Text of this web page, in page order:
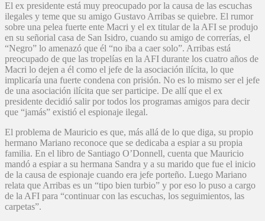
El ex presidente está muy preocupado por la causa de las escuchas
ilegales y teme que su amigo Gustavo Arribas se quiebre. El rumor
sobre una pelea fuerte ente Macri y el ex titular de la AFI se produjo
en su señorial casa de San Isidro, cuando su amigo de correrías, el
“Negro” lo amenazó que él “no iba a caer solo”. Arribas está
preocupado de que las tropelías en la AFI durante los cuatro años de
Macri lo dejen a él como el jefe de la asociación ilícita, lo que
implicaría una fuerte condena con prisión. No es lo mismo ser el jefe
de una asociación ilícita que ser participe. De allí que el ex
presidente decidió salir por todos los programas amigos para decir
que “jamás” existió el espionaje ilegal.
El problema de Mauricio es que, más allá de lo que diga, su propio
hermano Mariano reconoce que se dedicaba a espiar a su propia
familia. En el libro de Santiago O’Donnell, cuenta que Mauricio
mandó a espiar a su hermana Sandra y a su marido que fue el inicio
de la causa de espionaje cuando era jefe porteño. Luego Mariano
relata que Arribas es un “tipo bien turbio” y por eso lo puso a cargo
de la AFI para “continuar con las escuchas, los seguimientos, las
carpetas”.